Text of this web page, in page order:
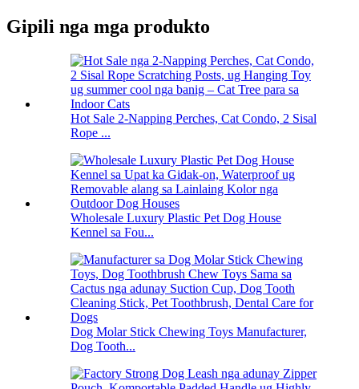
Gipili nga mga produkto
Hot Sale 2-Napping Perches, Cat Condo, 2 Sisal
Rope ...
Wholesale Luxury Plastic Pet Dog House
Kennel sa Fou...
Dog Molar Stick Chewing Toys Manufacturer,
Dog Tooth...